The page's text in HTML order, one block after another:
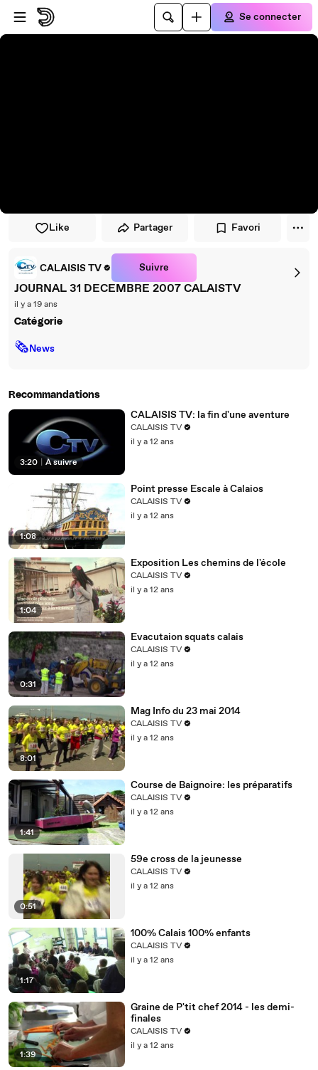
Passer au player
Passer au contenu principal
Se connecter
Like Partager Favori
CALAISIS TV Suivre
JOURNAL 31 DECEMBRE 2007 CALAISTV
il y a 19 ans
Catégorie
🗞News
Recommandations
3:20 À suivre
CALAISIS TV: la fin d'une aventure
CALAISIS TV
il y a 12 ans
1:08
Point presse Escale à Calaios
CALAISIS TV
il y a 12 ans
1:04
Exposition Les chemins de l'école
CALAISIS TV
il y a 12 ans
0:31
Evacutaion squats calais
CALAISIS TV
il y a 12 ans
8:01
Mag Info du 23 mai 2014
CALAISIS TV
il y a 12 ans
1:41
Course de Baignoire: les préparatifs
CALAISIS TV
il y a 12 ans
0:51
59e cross de la jeunesse
CALAISIS TV
il y a 12 ans
1:17
100% Calais 100% enfants
CALAISIS TV
il y a 12 ans
1:39
Graine de P'tit chef 2014 - les demi-
finales
CALAISIS TV
il y a 12 ans